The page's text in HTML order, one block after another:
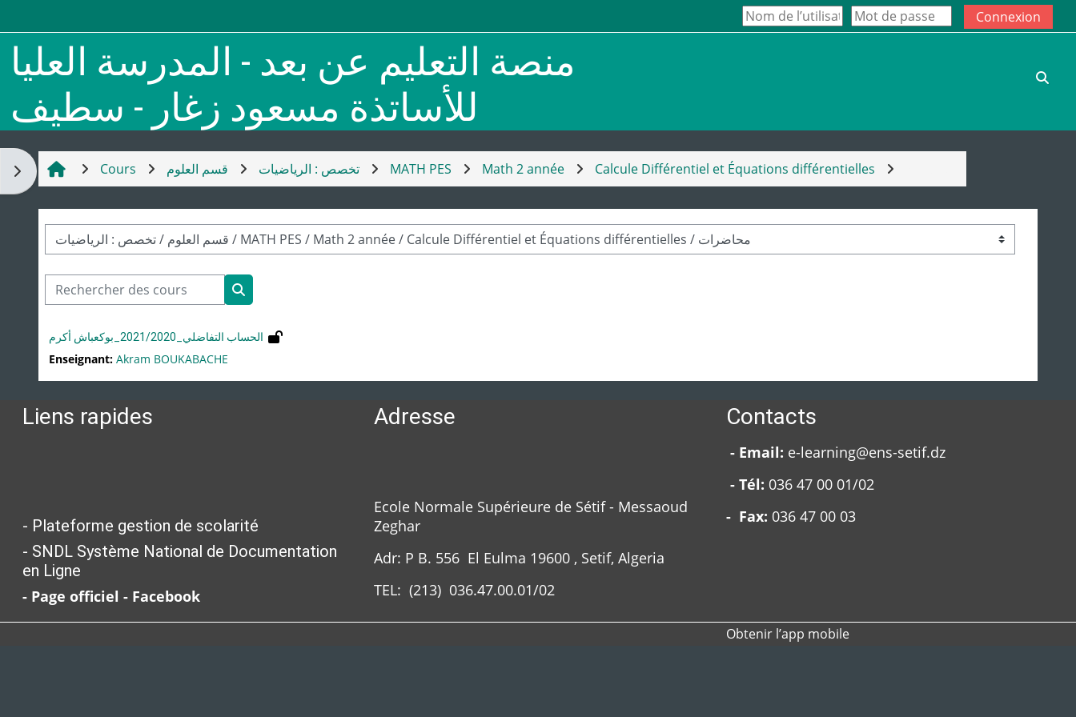
Connexion
منصة التعليم عن بعد - المدرسة العليا
للأساتذة مسعود زغار - سطيف
Ouvrir le tiroir des blocs
Cours قسم العلوم تخصص : الرياضيات MATH PES Math 2 année Calcule Différentiel et Équations différentielles
Catégories de cours
Rechercher des cours
Rechercher des cours
الحساب التفاضلي_2021/2020_بوكعباش أكرم
Enseignant:Akram BOUKABACHE
Liens rapides
- Plateforme gestion de scolarité
- SNDL Système National de Documentation
en Ligne
- Page officiel - Facebook
Adresse
Ecole Normale Supérieure de Sétif - Messaoud
Zeghar
Adr: P B. 556 El Eulma 19600 , Setif, Algeria
TEL: (213) 036.47.00.01/02
Contacts
- Email: e-learning@ens-setif.dz
- Tél: 036 47 00 01/02
- Fax: 036 47 00 03
Obtenir l’app mobile